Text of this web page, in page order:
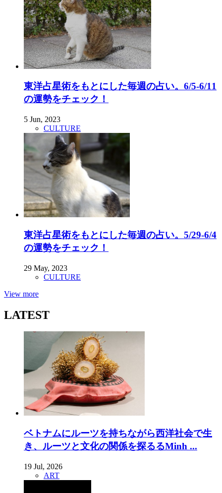
東洋占星術をもとにした毎週の占い。6/5-6/11
の運勢をチェック！
5 Jun, 2023
CULTURE
東洋占星術をもとにした毎週の占い。5/29-6/4
の運勢をチェック！
29 May, 2023
CULTURE
View more
LATEST
ベトナムにルーツを持ちながら西洋社会で生
き、ルーツと文化の関係を探るるMinh ...
19 Jul, 2026
ART